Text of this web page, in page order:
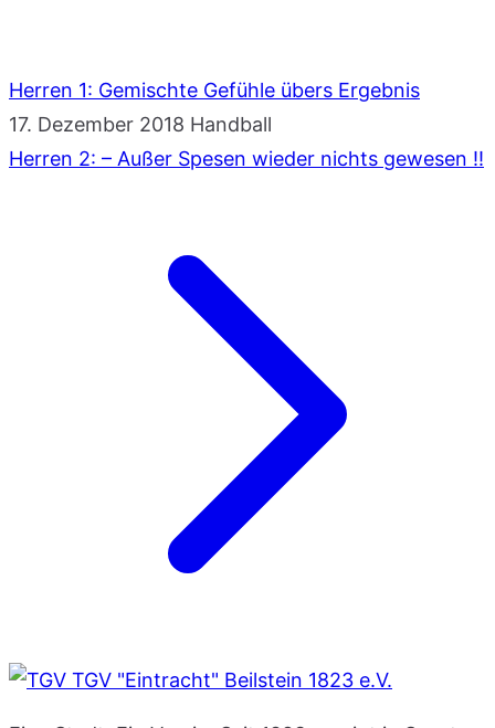
Herren 1: Gemischte Gefühle übers Ergebnis
17. Dezember 2018 Handball
Herren 2: – Außer Spesen wieder nichts gewesen !!
TGV "Eintracht" Beilstein 1823 e.V.